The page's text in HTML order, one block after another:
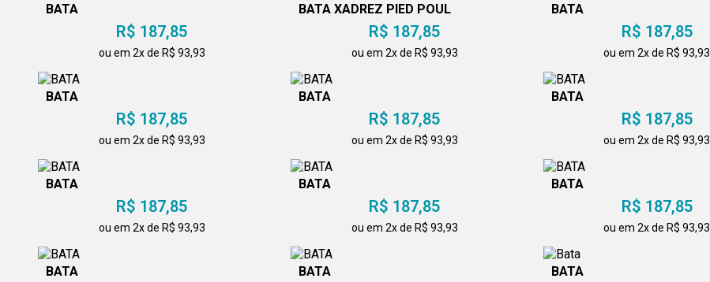
BATA
R$ 187,85
ou em 2x de R$ 93,93
BATA XADREZ PIED POUL
R$ 187,85
ou em 2x de R$ 93,93
BATA
R$ 187,85
ou em 2x de R$ 93,93
BATA
R$ 187,85
ou em 2x de R$ 93,93
BATA
R$ 187,85
ou em 2x de R$ 93,93
BATA
R$ 187,85
ou em 2x de R$ 93,93
BATA
R$ 187,85
ou em 2x de R$ 93,93
BATA
R$ 187,85
ou em 2x de R$ 93,93
BATA
R$ 187,85
ou em 2x de R$ 93,93
BATA BATA BATA